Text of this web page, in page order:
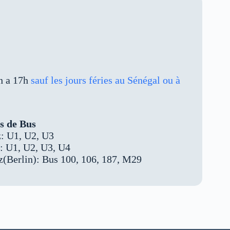
a 17h sauf les jours féries au Sénégal ou à
de Bus
U1, U2, U3
U1, U2, U3, U4
Bus 100, 106, 187, M29